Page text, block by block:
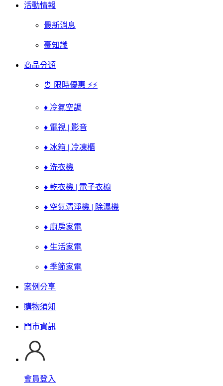
活動情報
最新消息
豪知識
商品分類
⏰ 限時優惠 ⚡⚡
♦ 冷氣空調
♦ 電視 | 影音
♦ 冰箱 | 冷凍櫃
♦ 洗衣機
♦ 乾衣機 | 電子衣櫥
♦ 空氣清淨機 | 除濕機
♦ 廚房家電
♦ 生活家電
♦ 季節家電
案例分享
購物須知
門市資訊
會員登入